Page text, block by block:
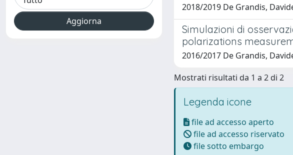
2018/2019 De Grandis,
Simulazioni di
polarizations
2016/2017 De Grandis,
Mostrati risultati da 1 a 2 di 2
Legenda icone
file ad accesso aperto
file ad accesso riservato
file sotto embargo